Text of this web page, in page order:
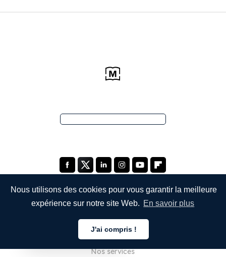
Nous utilisons des cookies pour vous garantir la meilleure
expérience sur notre site Web. En savoir plus
J'ai compris !
À propos de nous
Nos services
Français